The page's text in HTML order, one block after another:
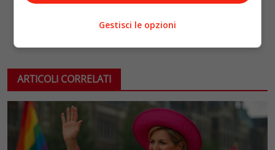
ARTICOLI CORRELATI
Gestisci le opzioni